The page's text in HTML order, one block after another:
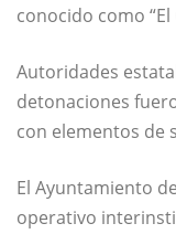
conocido como “El
Autoridades
detonaciones
con elementos de
El Ayuntamiento
operativo